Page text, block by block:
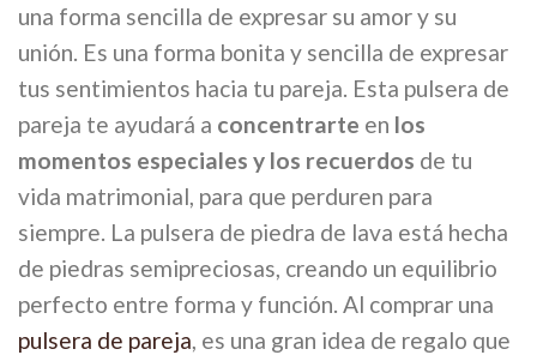
una forma sencilla de expresar su amor y su
unión. Es una forma bonita y sencilla de expresar
tus sentimientos hacia tu pareja. Esta pulsera de
pareja te ayudará a concentrarte en los
momentos especiales y los recuerdos de tu
vida matrimonial, para que perduren para
siempre. La pulsera de piedra de lava está hecha
de piedras semipreciosas, creando un equilibrio
perfecto entre forma y función. Al comprar una
pulsera de pareja , es una gran idea de regalo que